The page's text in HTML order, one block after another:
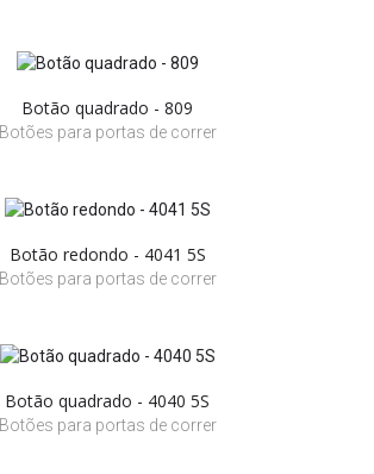
Botão quadrado - 809
Botões para portas de correr
Botão redondo - 4041 5S
Botões para portas de correr
Botão quadrado - 4040 5S
Botões para portas de correr